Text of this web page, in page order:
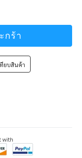
กร้า
ยบสินค้า
with